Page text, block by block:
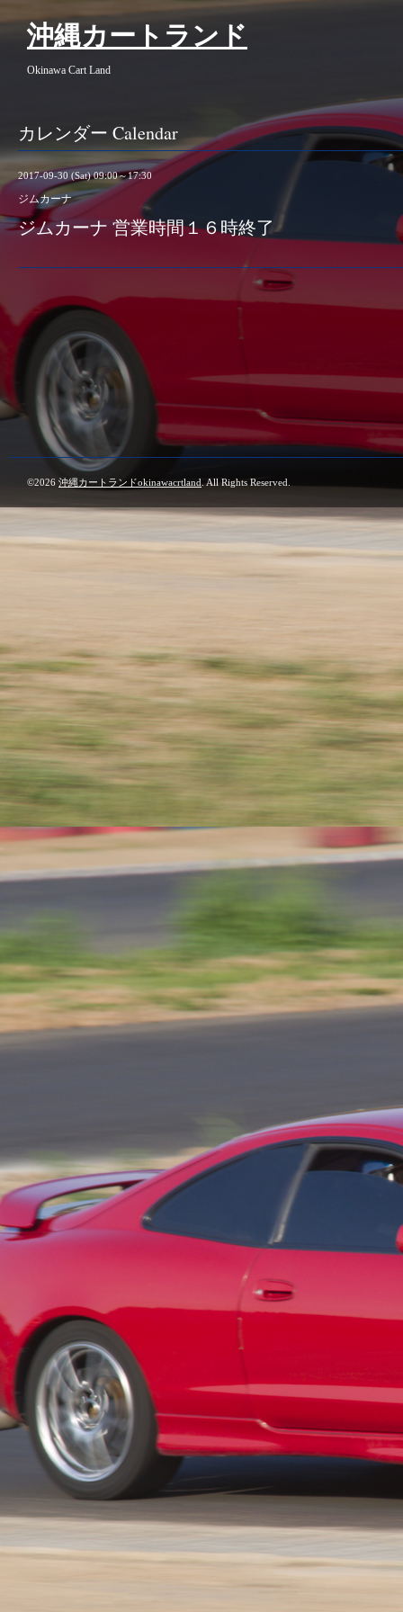
沖縄カートランド
Okinawa Cart Land
カレンダー Calendar
2017-09-30 (Sat) 09:00～17:30
ジムカーナ
ジムカーナ 営業時間１６時終了
©2026 沖縄カートランドokinawacrtland . All Rights Reserved.